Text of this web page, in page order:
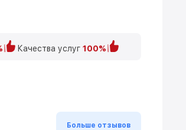
Качества услуг 100%
Больше отзывов